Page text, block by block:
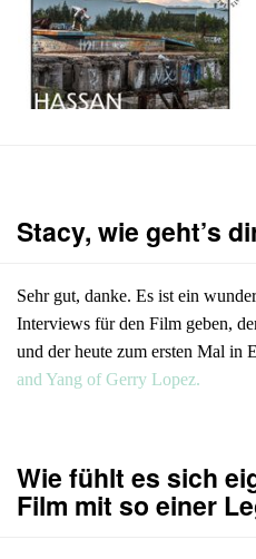
Stacy, wie geht’s
Sehr gut, danke. Es ist ein
Interviews für den Film geben,
und der heute zum ersten Mal in
and Yang of Gerry Lopez.
Wie fühlt es sich
Film mit so einer